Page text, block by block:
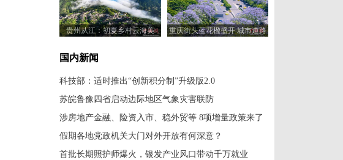
贵州从江：初夏乡村云海美
重庆街头蓝花楹盛开 城市道路
国内新闻
科技部：适时推出“创新积分制”升级版2.0
苏皖鲁豫四省启动边际地区气象灾害联防
涉房地产金融、险资入市、稳外贸等 8项增量政策来了
假期各地党政机关大门对外开放有何深意？
首批长期照护师爆火，银发产业风口带动千万就业